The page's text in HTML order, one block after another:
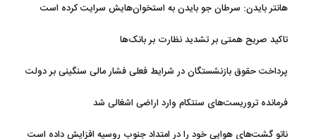
هانتر بایدن: سرطان جو بایدن به استخوان‌هایش سرایت کرده است
تاکید صریح همتی بر تشدید نظارت بر بانک‌ها
پرداخت حقوق بازنشستگان در شرایط فعلی فشار مالی سنگینی بر دولت
فرمانده تروریست‌های سنتکام وارد اراضی اشغالی شد
ناتو گشت‌های هوایی خود را در امتداد جنوب روسیه افزایش داده است